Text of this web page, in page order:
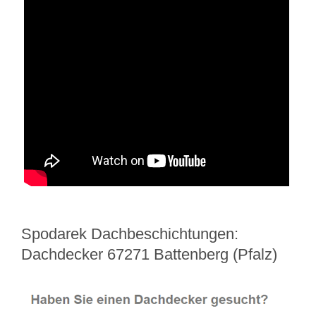
Spodarek Dachbeschichtungen:
Dachdecker 67271 Battenberg (Pfalz)